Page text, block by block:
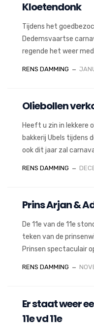
Kloetendonk
Tijdens het
Dedemsvaartse
regende het weer
RENS DAMMING
Oliebollen
Heeft u zin in lekkere
bakkerij Ubels tijdens
ook dit jaar zal
RENS DAMMING
Prins Arjan &
De 11e van de 11e
teken van de
Prinsen spectaculair
RENS DAMMING
Er staat weer
11e vd 11e